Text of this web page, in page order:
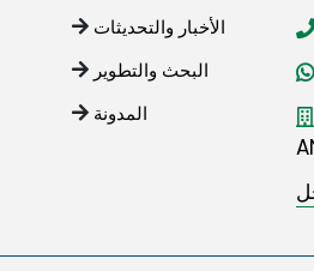
الأخبار والتحديثات
البحث والتطوير
المدونة